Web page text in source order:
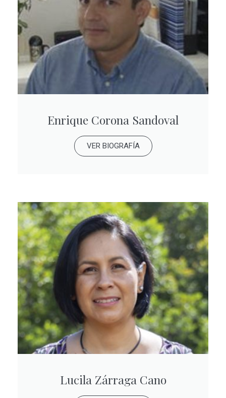
Enrique Corona Sandoval
VER BIOGRAFÍA
Lucila Zárraga Cano